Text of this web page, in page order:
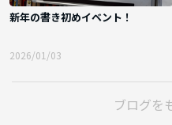
新年の書き初めイベント！
2026/01/03
ブログを